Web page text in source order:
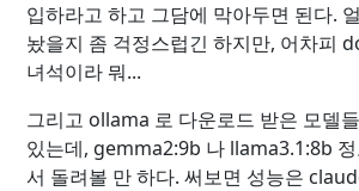
입하라고 하고 그담에 막아두면 된다.
놨을지 좀 걱정스럽긴 하지만, 어차피
녀석이라 뭐...
그리고 ollama 로 다운로드 받은 모델
있는데, gemma2:9b 나 llama3.1:8b
서 돌려볼 만 하다. 써보면 성능은